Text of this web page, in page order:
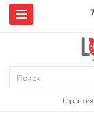
Гарантия